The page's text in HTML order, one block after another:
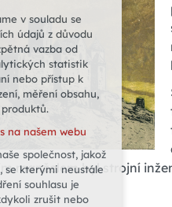
manželem byl strojní
webu
(session):
jazyka, apod.
(Google)
na našem webu
v souladu se
údajů z důvodu
vazba od
statistik
nebo přístup k
měření obsahu,
na našem webu
společnost, jakož
se kterými neustále
souhlasu je
zrušit nebo